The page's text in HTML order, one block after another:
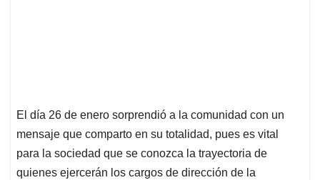
El día 26 de enero sorprendió a la comunidad con un
mensaje que comparto en su totalidad, pues es vital
para la sociedad que se conozca la trayectoria de
quienes ejercerán los cargos de dirección de la